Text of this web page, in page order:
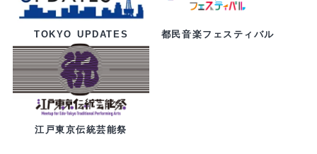
TOKYO UPDATES 都民音楽フェスティバル
江戸東京伝統芸能祭